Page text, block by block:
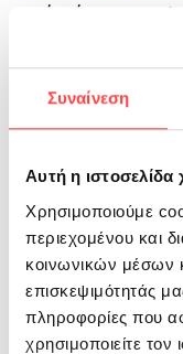
Συναίνεση
Αυτή η ιστοσελίδα
Χρησιμοποιούμε
περιεχομένου και
κοινωνικών μέσων
επισκεψιμότητάς
πληροφορίες που
χρησιμοποιείτε
19/10/2012, από
Παπαστράτειο
όλους τους
αιμοδοσία
τους
καθώς οι
ιδιαίτερα τους